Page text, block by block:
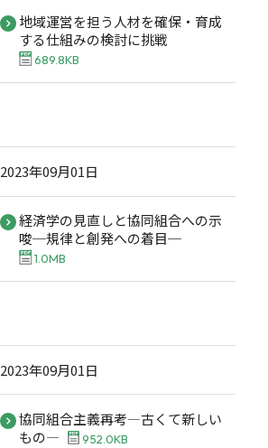
地域運営を担う人材を確保・育成
する仕組みの検討に挑戦
689.8KB
2023年09月01日
経済学の見直しと協同組合への示
唆─規律と創発への着目─
1.0MB
2023年09月01日
協同組合主義再考―古くて新しい
もの―
952.0KB